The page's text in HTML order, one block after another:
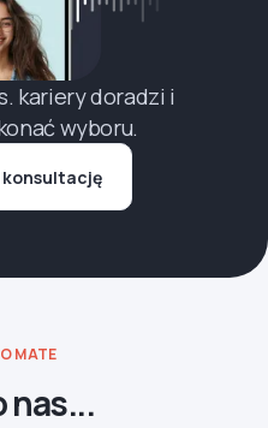
kariery doradzi i
wyboru.
konsultację
MATE
nas...